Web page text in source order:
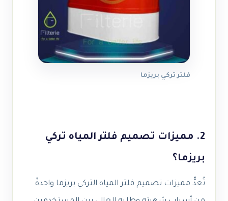
فلتر تركي بريزما
2. مميزات تصميم فلتر المياه تركي
بريزما؟
تُعدُّ مميزات تصميم فلتر المياه التركي بريزما واحدةً